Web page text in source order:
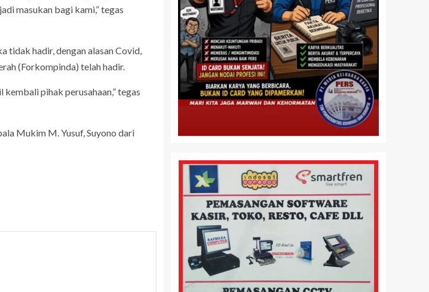
masukan bagi kami,” tegas
tidak hadir, dengan alasan Covid,
(Forkompinda) telah hadir.
pihak perusahaan,” tegas
Mukim M. Yusuf, Suyono dari